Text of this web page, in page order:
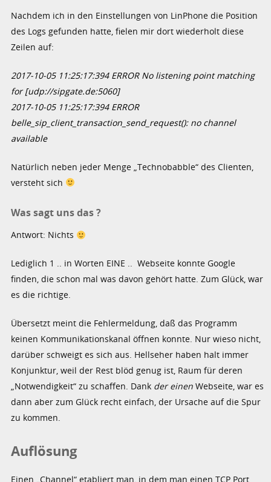
Nachdem ich in den Einstellungen von LinPhone die Position
des Logs gefunden hatte, fielen mir dort wiederholt diese
Zeilen auf:
2017-10-05 11:25:17:394 ERROR No listening point matching
for [udp://sipgate.de:5060]
2017-10-05 11:25:17:394 ERROR
belle_sip_client_transaction_send_request(): no channel
available
Natürlich neben jeder Menge „Technobabble“ des Clienten,
versteht sich
Was sagt uns das ?
Antwort: Nichts
Lediglich 1 .. in Worten EINE .. Webseite konnte Google
finden, die schon mal was davon gehört hatte. Zum Glück, war
es die richtige.
Übersetzt meint die Fehlermeldung, daß das Programm
keinen Kommunikationskanal öffnen konnte. Nur wieso nicht,
darüber schweigt es sich aus. Hellseher haben halt immer
Konjunktur, weil der Rest blöd genug ist, Raum für deren
„Notwendigkeit“ zu schaffen. Dank der einen Webseite, war es
dann aber zum Glück recht einfach, der Ursache auf die Spur
zu kommen.
Auflösung
Einen „Channel“ etabliert man, in dem man einen TCP Port